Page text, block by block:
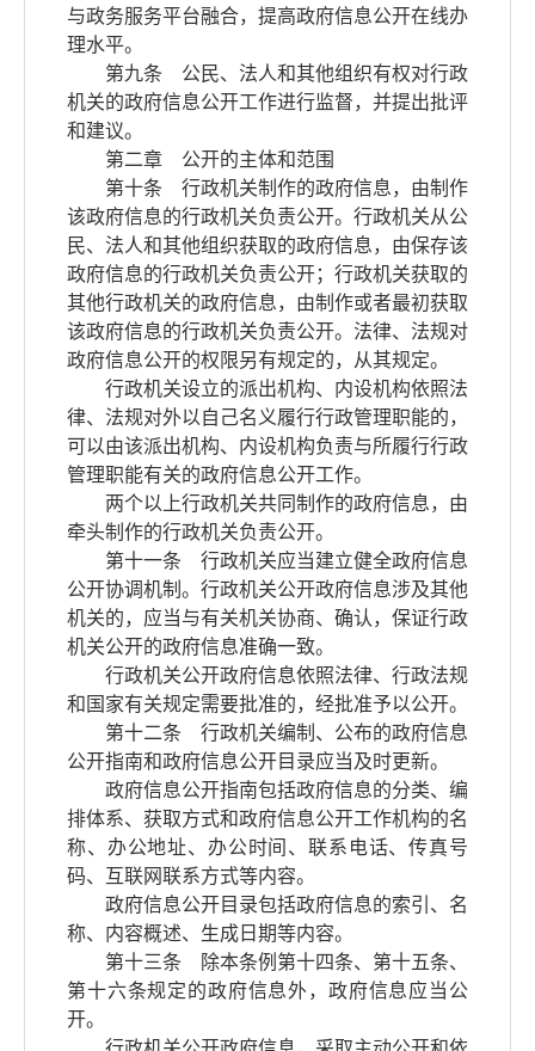
与政务服务平台融合，提高政府信息公开在线办
理水平。
第九条 公民、法人和其他组织有权对行政
机关的政府信息公开工作进行监督，并提出批评
和建议。
第二章 公开的主体和范围
第十条 行政机关制作的政府信息，由制作
该政府信息的行政机关负责公开。行政机关从公
民、法人和其他组织获取的政府信息，由保存该
政府信息的行政机关负责公开；行政机关获取的
其他行政机关的政府信息，由制作或者最初获取
该政府信息的行政机关负责公开。法律、法规对
政府信息公开的权限另有规定的，从其规定。
行政机关设立的派出机构、内设机构依照法
律、法规对外以自己名义履行行政管理职能的，
可以由该派出机构、内设机构负责与所履行行政
管理职能有关的政府信息公开工作。
两个以上行政机关共同制作的政府信息，由
牵头制作的行政机关负责公开。
第十一条 行政机关应当建立健全政府信息
公开协调机制。行政机关公开政府信息涉及其他
机关的，应当与有关机关协商、确认，保证行政
机关公开的政府信息准确一致。
行政机关公开政府信息依照法律、行政法规
和国家有关规定需要批准的，经批准予以公开。
第十二条 行政机关编制、公布的政府信息
公开指南和政府信息公开目录应当及时更新。
政府信息公开指南包括政府信息的分类、编
排体系、获取方式和政府信息公开工作机构的名
称、办公地址、办公时间、联系电话、传真号
码、互联网联系方式等内容。
政府信息公开目录包括政府信息的索引、名
称、内容概述、生成日期等内容。
第十三条 除本条例第十四条、第十五条、
第十六条规定的政府信息外，政府信息应当公
开。